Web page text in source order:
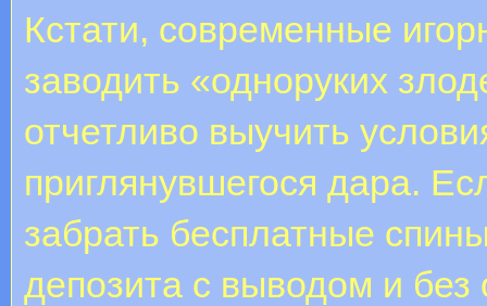
Кстати, современные
заводить «одноруких
отчетливо выучить
приглянувшегося дара.
забрать бесплатные
депозита с выводом и